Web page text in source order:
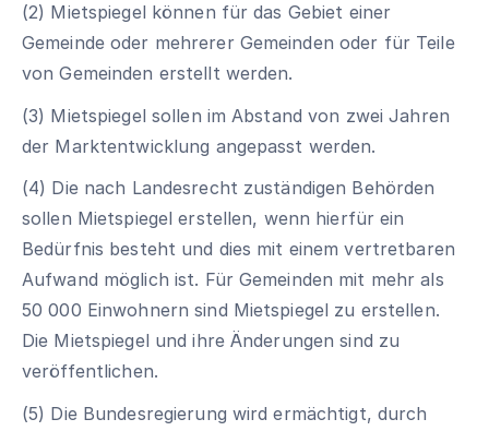
(2) Mietspiegel können für das Gebiet einer
Gemeinde oder mehrerer Gemeinden oder für Teile
von Gemeinden erstellt werden.
(3) Mietspiegel sollen im Abstand von zwei Jahren
der Marktentwicklung angepasst werden.
(4) Die nach Landesrecht zuständigen Behörden
sollen Mietspiegel erstellen, wenn hierfür ein
Bedürfnis besteht und dies mit einem vertretbaren
Aufwand möglich ist. Für Gemeinden mit mehr als
50 000 Einwohnern sind Mietspiegel zu erstellen.
Die Mietspiegel und ihre Änderungen sind zu
veröffentlichen.
(5) Die Bundesregierung wird ermächtigt, durch